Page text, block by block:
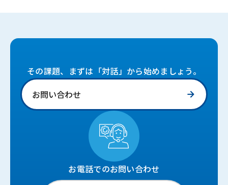
その課題、まずは「対話」から始めましょう。
お問い合わせ
お電話でのお問い合わせ